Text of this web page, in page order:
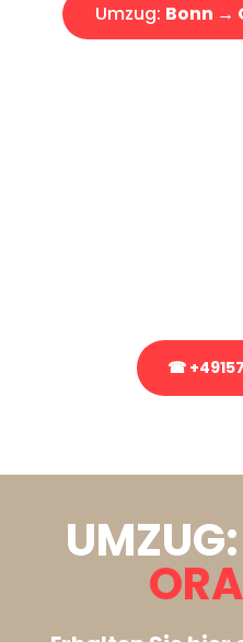
Umzug: Bonn →
☎
UMZUG: